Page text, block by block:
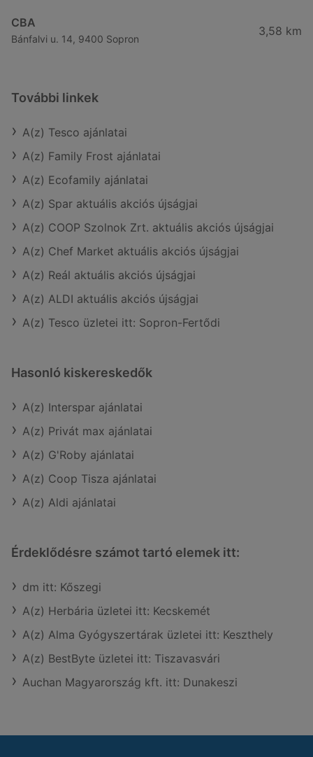
CBA
Bánfalvi u. 14, 9400 Sopron
3,58 km
További linkek
A(z) Tesco ajánlatai
A(z) Family Frost ajánlatai
A(z) Ecofamily ajánlatai
A(z) Spar aktuális akciós újságjai
A(z) COOP Szolnok Zrt. aktuális akciós újságjai
A(z) Chef Market aktuális akciós újságjai
A(z) Reál aktuális akciós újságjai
A(z) ALDI aktuális akciós újságjai
A(z) Tesco üzletei itt: Sopron-Fertődi
Hasonló kiskereskedők
A(z) Interspar ajánlatai
A(z) Privát max ajánlatai
A(z) G'Roby ajánlatai
A(z) Coop Tisza ajánlatai
A(z) Aldi ajánlatai
Érdeklődésre számot tartó elemek itt:
dm itt: Kőszegi
A(z) Herbária üzletei itt: Kecskemét
A(z) Alma Gyógyszertárak üzletei itt: Keszthely
A(z) BestByte üzletei itt: Tiszavasvári
Auchan Magyarország kft. itt: Dunakeszi